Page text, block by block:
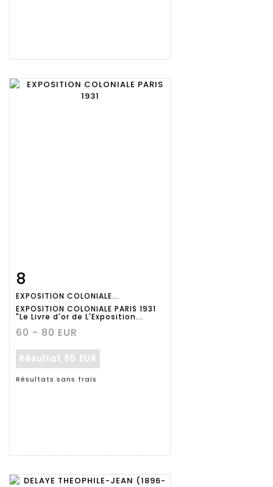
détaillée
8
EXPOSITION COLONIALE...
EXPOSITION COLONIALE PARIS 1931
"Le Livre d'or de L'Exposition...
60 - 80 EUR
Résultat 65 EUR
Résultats sans frais